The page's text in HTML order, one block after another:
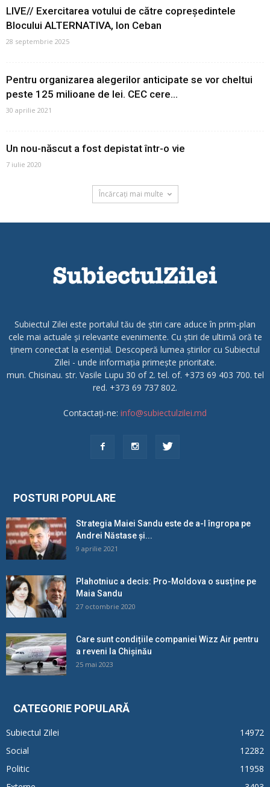
LIVE// Exercitarea votului de către copreședintele
Blocului ALTERNATIVA, Ion Ceban
28 septembrie 2025
Pentru organizarea alegerilor anticipate se vor cheltui
peste 125 milioane de lei. CEC cere...
30 aprilie 2021
Un nou-născut a fost depistat într-o vie
7 iulie 2020
Încărcați mai multe
Subiectul Zilei este portalul tău de știri care aduce în prim-plan
cele mai actuale și relevante evenimente. Cu știri de ultimă oră te
ținem conectat la esențial. Descoperă lumea știrilor cu Subiectul
Zilei - unde informația primește prioritate.
mun. Chisinau. str. Vasile Lupu 30 of 2. tel. of. +373 69 403 700. tel
red. +373 69 737 802.
Contactați-ne: info@subiectulzilei.md
POSTURI POPULARE
Strategia Maiei Sandu este de a-l îngropa pe
Andrei Năstase și...
9 aprilie 2021
Plahotniuc a decis: Pro-Moldova o susține pe
Maia Sandu
27 octombrie 2020
Care sunt condițiile companiei Wizz Air pentru
a reveni la Chișinău
25 mai 2023
CATEGORIE POPULARĂ
Subiectul Zilei
14972
Social
12282
Politic
11958